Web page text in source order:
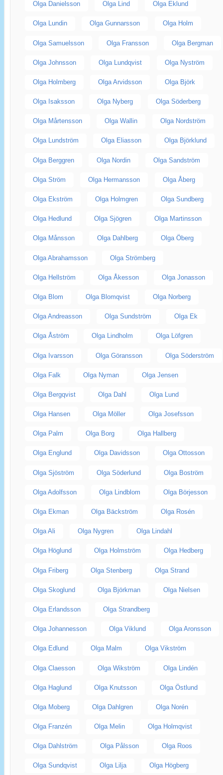
Olga Danielsson Olga Lind Olga Eklund
Olga Lundin Olga Gunnarsson Olga Holm
Olga Samuelsson Olga Fransson Olga Bergman
Olga Johnsson Olga Lundqvist Olga Nyström
Olga Holmberg Olga Arvidsson Olga Björk
Olga Isaksson Olga Nyberg Olga Söderberg
Olga Mårtensson Olga Wallin Olga Nordström
Olga Lundström Olga Eliasson Olga Björklund
Olga Berggren Olga Nordin Olga Sandström
Olga Ström Olga Hermansson Olga Åberg
Olga Ekström Olga Holmgren Olga Sundberg
Olga Hedlund Olga Sjögren Olga Martinsson
Olga Månsson Olga Dahlberg Olga Öberg
Olga Abrahamsson Olga Strömberg
Olga Hellström Olga Åkesson Olga Jonasson
Olga Blom Olga Blomqvist Olga Norberg
Olga Andreasson Olga Sundström Olga Ek
Olga Åström Olga Lindholm Olga Löfgren
Olga Ivarsson Olga Göransson Olga Söderström
Olga Falk Olga Nyman Olga Jensen
Olga Bergqvist Olga Dahl Olga Lund
Olga Hansen Olga Möller Olga Josefsson
Olga Palm Olga Borg Olga Hallberg
Olga Englund Olga Davidsson Olga Ottosson
Olga Sjöström Olga Söderlund Olga Boström
Olga Adolfsson Olga Lindblom Olga Börjesson
Olga Ekman Olga Bäckström Olga Rosén
Olga Ali Olga Nygren Olga Lindahl
Olga Höglund Olga Holmström Olga Hedberg
Olga Friberg Olga Stenberg Olga Strand
Olga Skoglund Olga Björkman Olga Nielsen
Olga Erlandsson Olga Strandberg
Olga Johannesson Olga Viklund Olga Aronsson
Olga Edlund Olga Malm Olga Vikström
Olga Claesson Olga Wikström Olga Lindén
Olga Haglund Olga Knutsson Olga Östlund
Olga Moberg Olga Dahlgren Olga Norén
Olga Franzén Olga Melin Olga Holmqvist
Olga Dahlström Olga Pålsson Olga Roos
Olga Sundqvist Olga Lilja Olga Högberg